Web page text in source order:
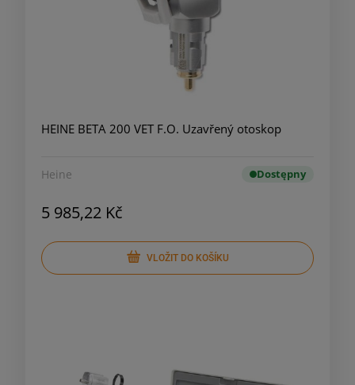
HEINE BETA 200 VET F.O. Uzavřený otoskop
Heine Dostępny
5 985,22 Kč
VLOŽIT DO KOŠÍKU